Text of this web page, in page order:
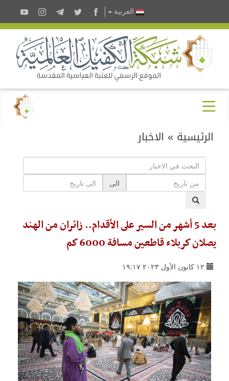
العربية
الرئيسية » الاخبار
الى
بعد 5 أشهر من السير على الأقدام.. زائران من الهند
يصلان كربلاء قاطعين مسافة 6000 كم
١٢ كانون الأول ٢٠٢٣ ١٩:١٧